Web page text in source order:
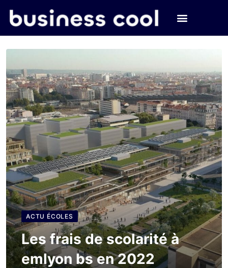
ACTU ÉCOLES
Les frais de scolarité à
emlyon bs en 2022